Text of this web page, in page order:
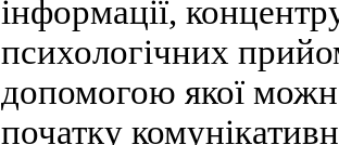
інформації,
психологічних
допомогою якої
початку